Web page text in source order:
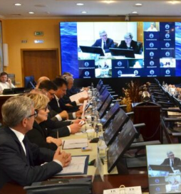
Требования к кандидатам
Референтные группы
Интернет-конференции
Публичная декларация
Молодежный совет
Государство для людей